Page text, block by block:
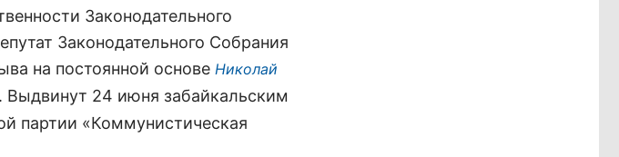
Законодательного
Законодательного Собрания
на постоянной основе Николай
Выдвинут 24 июня забайкальским
партии «Коммунистическая